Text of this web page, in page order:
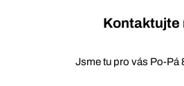
Kontaktujte
Jsme tu pro vás Po-Pá